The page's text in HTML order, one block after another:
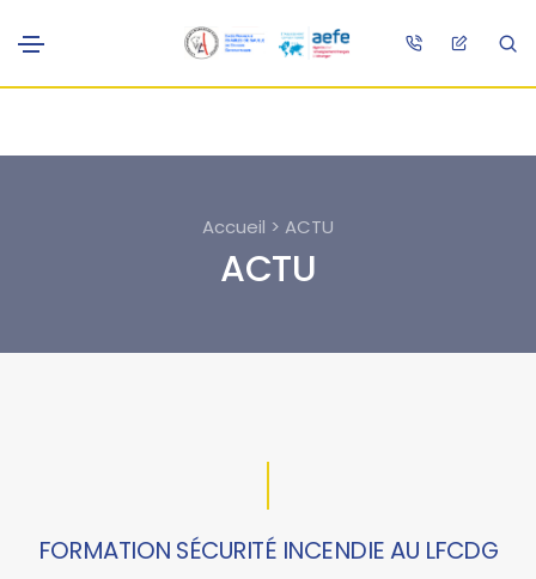
Accueil > ACTU
ACTU
FORMATION SÉCURITÉ INCENDIE AU LFCDG